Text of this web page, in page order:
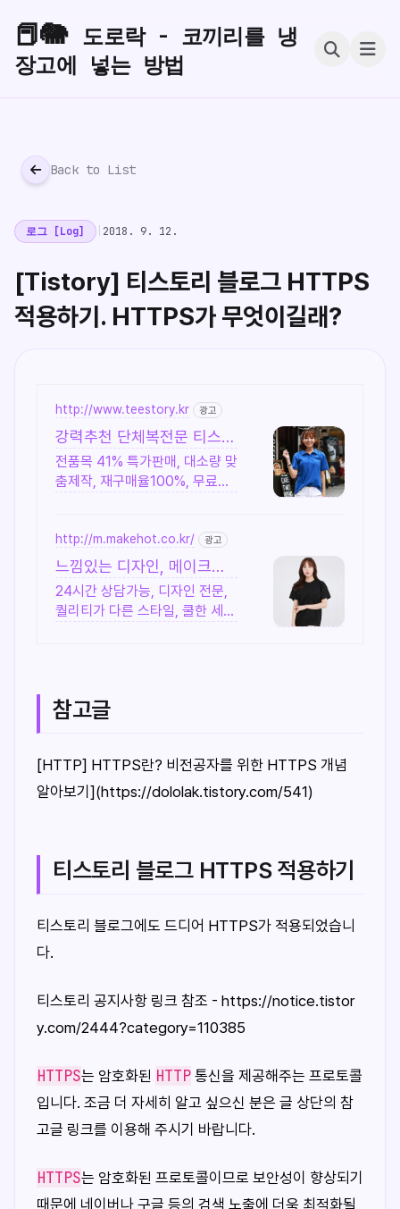
📕🐘 도로락 - 코끼리를 냉
장고에 넣는 방법
Back to List
로그 [Log] 2018. 9. 12.
[Tistory] 티스토리 블로그 HTTPS
적용하기. HTTPS가 무엇이길래?
http://www.teestory.kr 광고
강력추천 단체복전문 티스토
리 전품목 41% 특가세일
전품목 41% 특가판매, 대소량 맞
춤제작, 재구매율100%, 무료디
http://m.makehot.co.kr/ 광고
느낌있는 디자인, 메이크핫
차별화되고 세련된 디자인!
24시간 상담가능, 디자인 전문,
퀄리티가 다른 스타일, 쿨한 세
참고글
[HTTP] HTTPS란? 비전공자를 위한 HTTPS 개념
알아보기](https://dololak.tistory.com/541)
티스토리 블로그 HTTPS 적용하기
티스토리 블로그에도 드디어 HTTPS가 적용되었습니
다.
티스토리 공지사항 링크 참조 - https://notice.tistor
y.com/2444?category=110385
HTTPS는 암호화된 HTTP 통신을 제공해주는 프로토콜
입니다. 조금 더 자세히 알고 싶으신 분은 글 상단의 참
고글 링크를 이용해 주시기 바랍니다.
HTTPS는 암호화된 프로토콜이므로 보안성이 향상되기
때문에 네이버나 구글 등의 검색 노출에 더욱 최적화될